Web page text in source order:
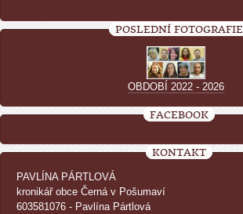
POSLEDNÍ FOTOGRAFIE
OBDOBÍ 2022 - 2026
FACEBOOK
KONTAKT
PAVLÍNA PÁRTLOVÁ
kronikář obce Černá v Pošumaví
603581076 - Pavlína Pártlová